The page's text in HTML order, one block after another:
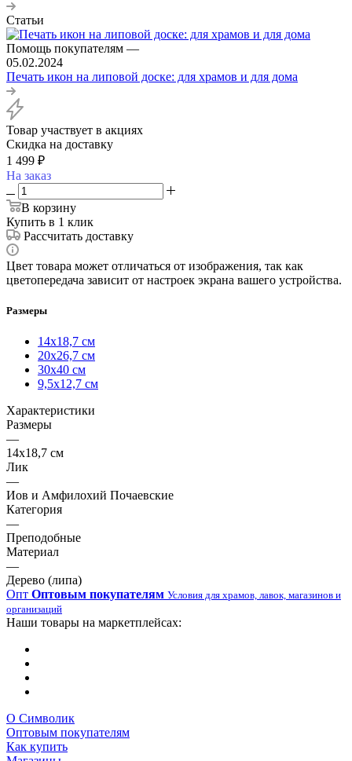
Статьи
Помощь покупателям —
05.02.2024
Печать икон на липовой доске: для храмов и для дома
Товар участвует в акциях
Скидка на доставку
1 499 ₽
На заказ
В корзину
Купить в 1 клик
Рассчитать доставку
Цвет товара может отличаться от изображения, так как
цветопередача зависит от настроек экрана вашего устройства.
Размеры
14х18,7 см
20х26,7 см
30х40 см
9,5х12,7 см
Характеристики
Размеры
—
14х18,7 см
Лик
—
Иов и Амфилохий Почаевские
Категория
—
Преподобные
Материал
—
Дерево (липа)
Опт Оптовым покупателям Условия для храмов, лавок, магазинов и
организаций
Наши товары на маркетплейсах:
О Символик
Оптовым покупателям
Как купить